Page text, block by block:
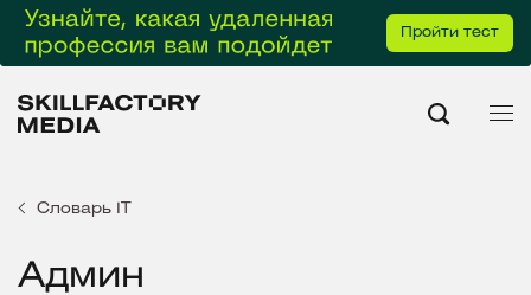
Пройти тест
Словарь IT
Админ